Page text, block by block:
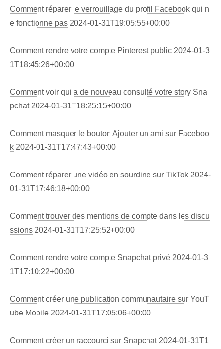
Comment réparer le verrouillage du profil Facebook qui n
e fonctionne pas 2024-01-31T19:05:55+00:00
Comment rendre votre compte Pinterest public 2024-01-3
1T18:45:26+00:00
Comment voir qui a de nouveau consulté votre story Sna
pchat 2024-01-31T18:25:15+00:00
Comment masquer le bouton Ajouter un ami sur Faceboo
k 2024-01-31T17:47:43+00:00
Comment réparer une vidéo en sourdine sur TikTok 2024-
01-31T17:46:18+00:00
Comment trouver des mentions de compte dans les discu
ssions 2024-01-31T17:25:52+00:00
Comment rendre votre compte Snapchat privé 2024-01-3
1T17:10:22+00:00
Comment créer une publication communautaire sur YouT
ube Mobile 2024-01-31T17:05:06+00:00
Comment créer un raccourci sur Snapchat 2024-01-31T1